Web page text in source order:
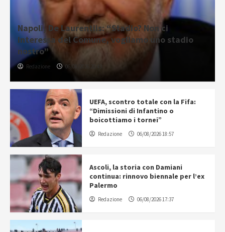
Napoli, De Laurentiis: “Stadio? Non ci
interessa del Comune, vogliamo uno stadio
nostro”
Redazione 06/08/2026 20:43
UEFA, scontro totale con la Fifa:
“Dimissioni di Infantino o
boicottiamo i tornei”
Redazione 06/08/2026 18:57
Ascoli, la storia con Damiani
continua: rinnovo biennale per l’ex
Palermo
Redazione 06/08/2026 17:37